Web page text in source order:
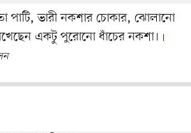
পাটি, ভারী নকশার চোকার, ঝোলানো
একটু পুরোনো ধাঁচের নকশা।